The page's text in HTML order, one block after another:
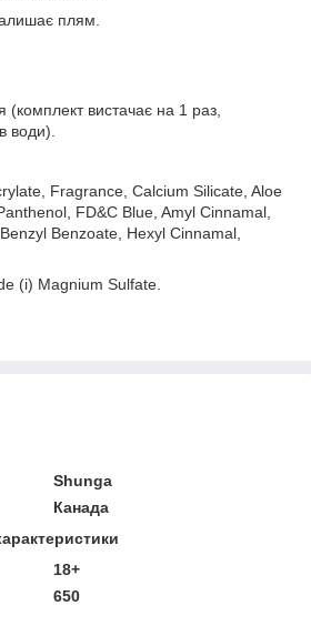
плям.
(комплект вистачає на 1 раз,
води).
Fragrance, Calcium Silicate, Aloe
FD&C Blue, Amyl Cinnamal,
Benzoate, Hexyl Cinnamal,
(і) Magnium Sulfate.
Shunga
Канада
18+
650